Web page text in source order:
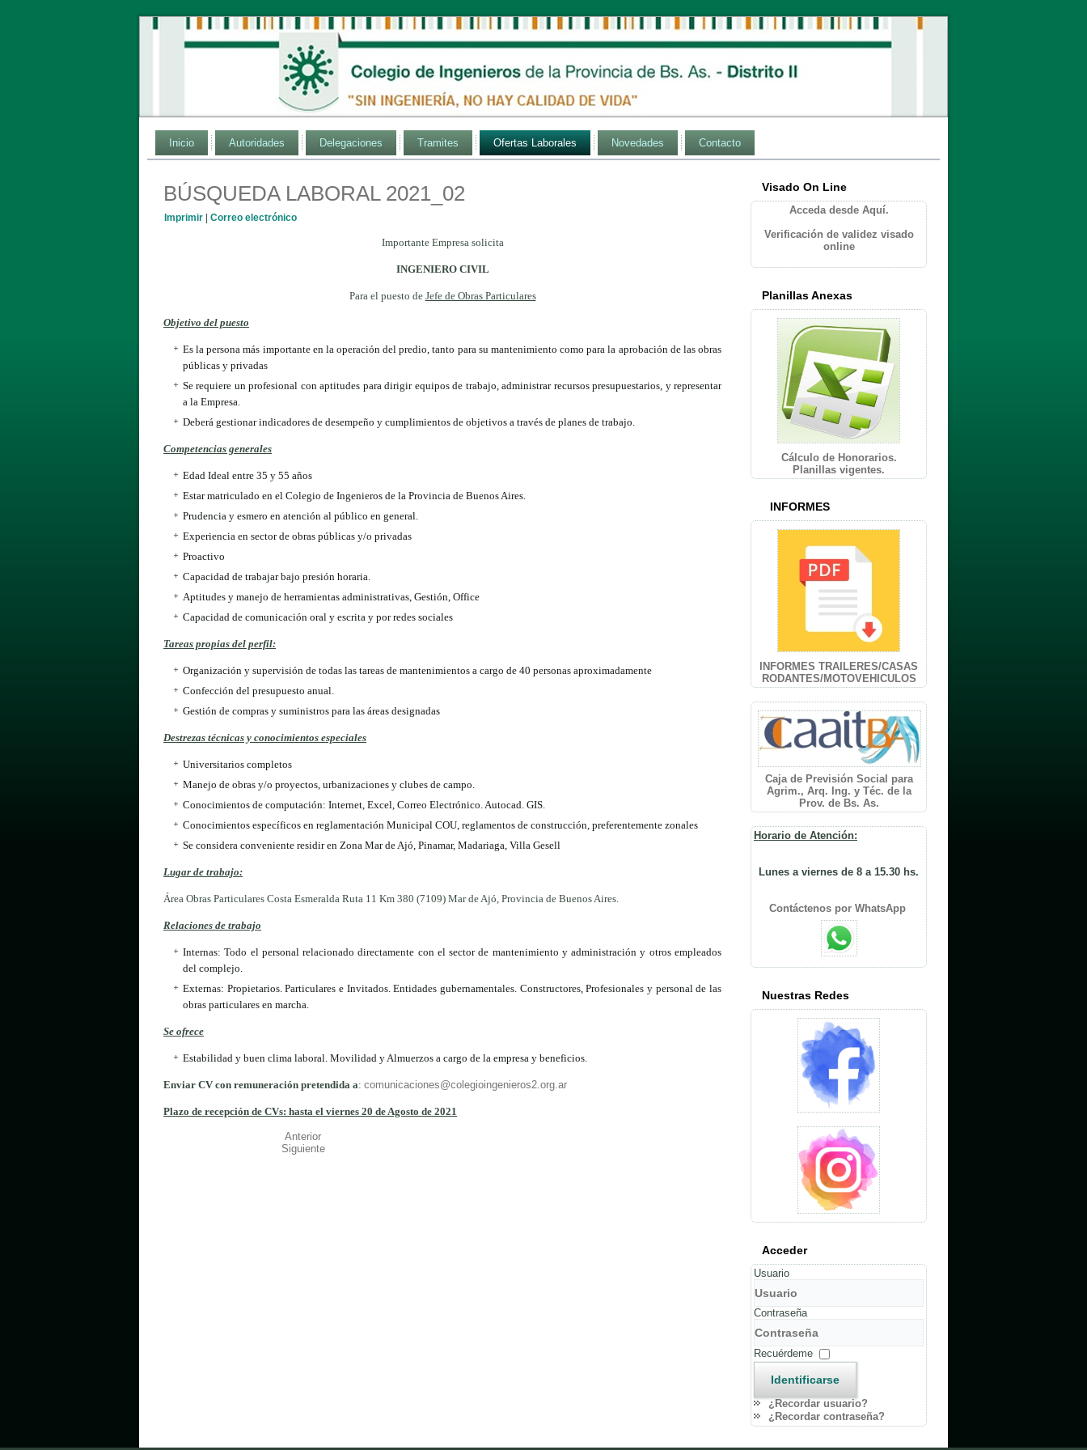
Inicio Autoridades Delegaciones Tramites Ofertas Laborales Novedades Contacto
BÚSQUEDA LABORAL 2021_02
Imprimir Correo electrónico
Importante Empresa solicita
INGENIERO CIVIL
Para el puesto de Jefe de Obras Particulares
Objetivo del puesto
Es la persona más importante en la operación del predio, tanto para su mantenimiento como para la aprobación de las obras
públicas y privadas
Se requiere un profesional con aptitudes para dirigir equipos de trabajo, administrar recursos presupuestarios, y representar
a la Empresa.
Deberá gestionar indicadores de desempeño y cumplimientos de objetivos a través de planes de trabajo.
Competencias generales
Edad Ideal entre 35 y 55 años
Estar matriculado en el Colegio de Ingenieros de la Provincia de Buenos Aires.
Prudencia y esmero en atención al público en general.
Experiencia en sector de obras públicas y/o privadas
Proactivo
Capacidad de trabajar bajo presión horaria.
Aptitudes y manejo de herramientas administrativas, Gestión, Office
Capacidad de comunicación oral y escrita y por redes sociales
Tareas propias del perfil:
Organización y supervisión de todas las tareas de mantenimientos a cargo de 40 personas aproximadamente
Confección del presupuesto anual.
Gestión de compras y suministros para las áreas designadas
Destrezas técnicas y conocimientos especiales
Universitarios completos
Manejo de obras y/o proyectos, urbanizaciones y clubes de campo.
Conocimientos de computación: Internet, Excel, Correo Electrónico. Autocad. GIS.
Conocimientos específicos en reglamentación Municipal COU, reglamentos de construcción, preferentemente zonales
Se considera conveniente residir en Zona Mar de Ajó, Pinamar, Madariaga, Villa Gesell
Lugar de trabajo:
Área Obras Particulares Costa Esmeralda Ruta 11 Km 380 (7109) Mar de Ajó, Provincia de Buenos Aires.
Relaciones de trabajo
Internas: Todo el personal relacionado directamente con el sector de mantenimiento y administración y otros empleados
del complejo.
Externas: Propietarios. Particulares e Invitados. Entidades gubernamentales. Constructores, Profesionales y personal de las
obras particulares en marcha.
Se ofrece
Estabilidad y buen clima laboral. Movilidad y Almuerzos a cargo de la empresa y beneficios.
Enviar CV con remuneración pretendida a: comunicaciones@colegioingenieros2.org.ar
Plazo de recepción de CVs: hasta el viernes 20 de Agosto de 2021
Anterior
Siguiente
Visado On Line
Acceda desde Aquí.
Verificación de validez visado
online
Planillas Anexas
Cálculo de Honorarios.
Planillas vigentes.
INFORMES
INFORMES TRAILERES/CASAS
RODANTES/MOTOVEHICULOS
Caja de Previsión Social para
Agrim., Arq. Ing. y Téc. de la
Prov. de Bs. As.
Horario de Atención:
Lunes a viernes de 8 a 15.30 hs.
Contáctenos por WhatsApp
Nuestras Redes
Acceder
Usuario
Contraseña
Recuérdeme
Identificarse
¿Recordar usuario?
¿Recordar contraseña?